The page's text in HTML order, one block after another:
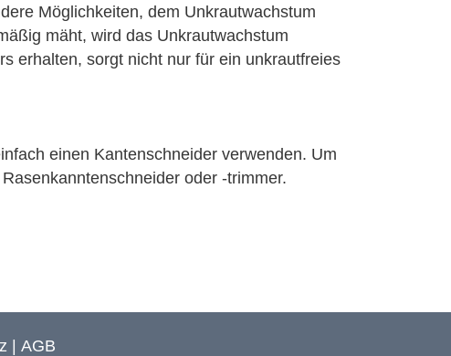
Möglichkeiten, dem Unkrautwachstum
mäht, wird das Unkrautwachstum
erhalten, sorgt nicht nur für ein unkrautfreies
einen Kantenschneider verwenden. Um
oder -trimmer.
AGB